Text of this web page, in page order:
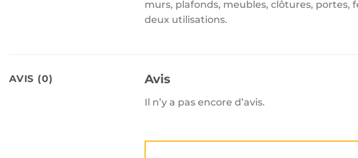
murs, plafonds, meubles, clôtures, portes,
deux utilisations.
AVIS (0) Avis
Il n’y a pas encore d’avis.